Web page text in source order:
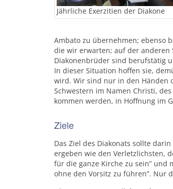
Jährliche Exerzitien der Diakone
Ambato zu übernehmen; ebenso
die wir erwarten; auf der anderen
Diakonenbrüder sind berufstätig
In dieser Situation hoffen sie,
wird. Wir sind nur in den Händen
Schwestern im Namen Christi,
kommen werden, in Hoffnung im
Ziele
Das Ziel des Diakonats sollte
ergeben wie den Verletzlichsten,
für die ganze Kirche zu sein” und
ohne den Vorsitz zu führen”. Nur